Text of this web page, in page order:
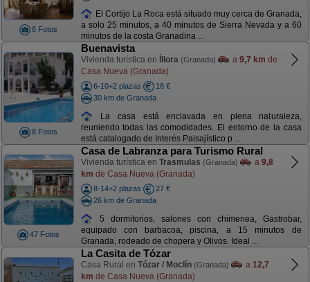
8 Fotos
El Cortijo La Roca está situado muy cerca de Granada,
a solo 25 minutos, a 40 minutos de Sierra Nevada y a 60
minutos de la costa Granadina ...
8 Fotos
Buenavista
Vivienda turística en Íllora (Granada) a 9,7 km de
Casa Nueva (Granada)
6-10+2 plazas
18 €
30 km de Granada
La casa está enclavada en plena naturaleza,
reuniendo todas las comodidades. El entorno de la casa
está catalogado de Interés Paisajístico p ...
47 Fotos
Casa de Labranza para Turismo Rural
Vivienda turística en Trasmulas (Granada) a 9,8
km de Casa Nueva (Granada)
8-14+2 plazas
27 €
26 km de Granada
5 dormitorios, salones con chimenea, Gastrobar,
equipado con barbacoa, piscina, a 15 minutos de
Granada, rodeado de chopera y Olivos. Ideal ...
La Casita de Tózar
Casa Rural en Tózar / Moclín (Granada) a 12,7
km de Casa Nueva (Granada)